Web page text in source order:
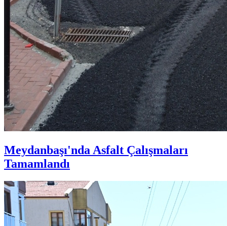
Meydanbaşı'nda Asfalt Çalışmaları
Tamamlandı